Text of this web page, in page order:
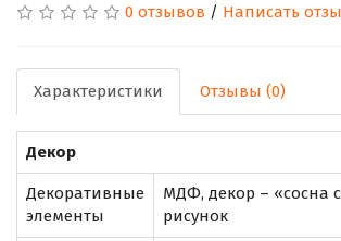
0 отзывов / Написать
Характеристики Отзывы (0)
Декор
Декоративные
элементы
МДФ, декор – «сосна
рисунок